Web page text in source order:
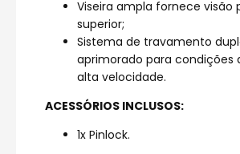
Viseira ampla fornece visão
superior;
Sistema de travamento
aprimorado para condições
alta velocidade.
ACESSÓRIOS INCLUSOS:
1x Pinlock.